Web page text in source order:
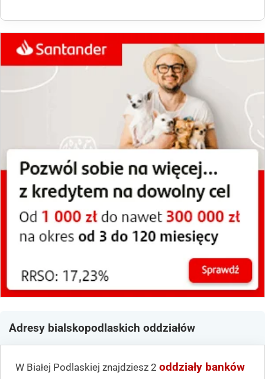
Adresy bialskopodlaskich oddziałów
W Białej Podlaskiej znajdziesz 2 oddziały banków